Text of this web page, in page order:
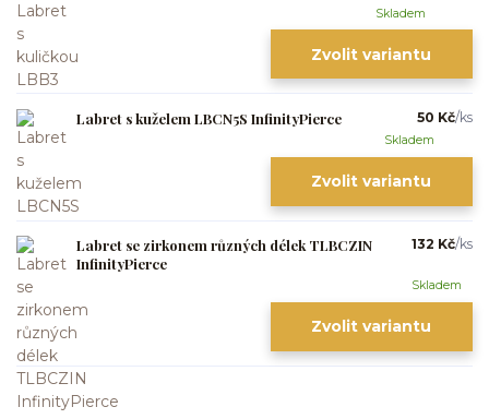
Skladem
Zvolit variantu
Labret s kuželem LBCN5S InfinityPierce 50 Kč/ks
Skladem
Zvolit variantu
Labret se zirkonem různých délek TLBCZIN
InfinityPierce
132 Kč/ks
Skladem
Zvolit variantu